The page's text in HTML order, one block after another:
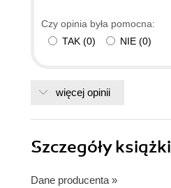
Czy opinia była pomocna:
TAK (0) NIE (0)
więcej opinii
Szczegółyksiążki
Dane producenta »